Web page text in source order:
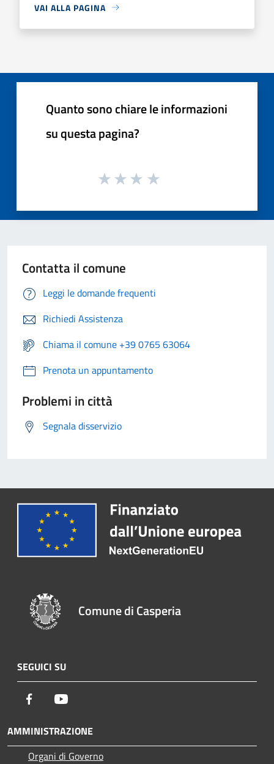
VAI ALLA PAGINA
Quanto sono chiare le informazioni
su questa pagina?
Contatta il comune
Leggi le domande frequenti
Richiedi Assistenza
Chiama il comune +39 0765 63064
Prenota un appuntamento
Problemi in città
Segnala disservizio
Comune di Casperia
SEGUICI SU
Facebook
AMMINISTRAZIONE
Organi di Governo